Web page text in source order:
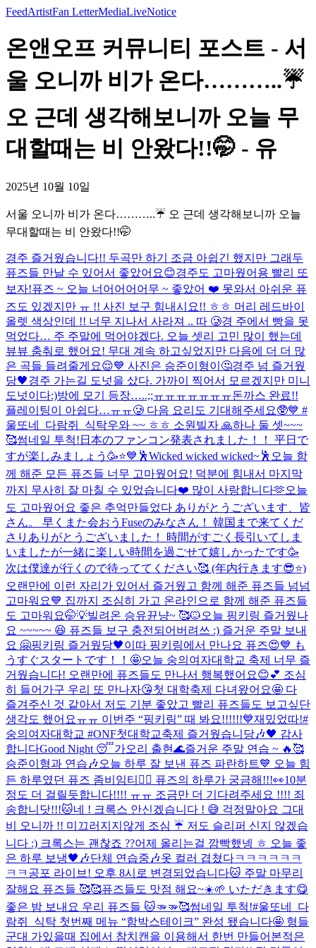
FeedArtistFan LetterMediaLiveNotice
온앤오프 커뮤니티 포스트 - 서
울 오니까 비가 온다………..☔️
오 근데 생각해보니까 오늘 무
대할때는 비 안왔다!!🤭 - 유
2025년 10월 10일
서울 오니까 비가 온다………..☔️ 오 근데 생각해보니까 오늘
무대할때는 비 안왔다!!🤭
경주 즐거웠습니다!! 두곡만 하기 조금 아쉽긴 했지만 그래두
퓨즈들 만날 수 있어서 좋았어요😊경주도 고마웠어용 빨리 또
보자!퓨즈 ~ 오늘 너어어어어무 ~ 좋았어 ❤️ 못와서 아쉬운 퓨
즈도 있겠지만 ㅠ !! 사진 보구 힘내시요!! ㅎㅎ 머리 레드바이
올렛 색상인데 !! 너무 지나서 사라져 .. 따 🥲경 주에서 빵을 못
먹었다… 주 주말에 먹어야겠다. 오늘 셋리 고민 많이 했는데
뷰뷰 춤춰로 했어요! 무대 계속 하고싶었지만 다음에 더 더 많
은 곡들 들려줄게요😌💙 사진은 승준이형이🤔경주 넘 즐거웠
당🖤경주 가는길 도넛을 샀다. 가까이 찍어서 모르겠지만 미니
도넛이다:)방에 모기 등장…..;;ㅠㅠㅠㅠㅠㅠㅠ돈까스 완료!!
플레이팅이 아쉽다…ㅠㅠ🥲 다음 요리도 기대해주세요🥸💙 #
울또네_다람쥐_식탁우와 ~~ ㅎㅎ 소원빌자 🙏하나 둘 셋~~~
🥰썸네일 투척! 日本のファンコン発表されました！！ 平日で
すが楽しみましょう🥳⭐️💙 🕺Wicked wicked wicked~🕺 오늘 함
께 해준 모든 퓨즈들 너무 고마웠어요! 덕분에 힘내서 마지막
까지 무사히 잘 마칠 수 있었습니다❤️ 많이 사랑합니다🫶오늘
도 고마웠어요 좋은 추억만들었다 ありがとうございます、皆
さん。 早くまた会おう Fuseのみなさん！ 韓国まで来てくだ
さりありがとうございました！ 時間がすごく長引いてしま
いましたが一緒に楽しい時間を過ごせて嬉しかったです🥳
次は僕達が行くので待っててください🥰 (年内行きます😎⭐️)
오랜만에 이런 자리가 있어서 즐거웠고 함께 해준 퓨즈들 넘넘
고마워요💙 집까지 조심히 가고 온라인으로 함께 해준 퓨즈들
도 고마워요🤭💡빌려온 승유뀬냥~ 🥰🐱오늘 핑키링 즐거웠나
요 ~~~~~ 😆 퓨즈들 보구 충전되어버려쓰 :) 즐거운 주말 보내
요 🤗핑키링 즐거웠당🖤이따 핑키링에서 만나요 퓨즈😍💙 も
うすぐスタートです！！🤩오늘 숭의여자대학교 축제 너무 즐
거웠습니다! 오랜만에 퓨즈들도 만나서 행복했어요😊💕 조심
히 들어가구 우리 또 만나자😘첫 대학축제 다녀왔어요🤩 다
즐겨주신 것 같아서 저도 기분 좋았고 빨리 퓨즈들도 보고싶단
생각도 했어요ㅠㅠ 이번주 “핑키링” 때 봐요!!!!!!💙재밌었따!#
숭의여자대학교 #ONF첫대학교축제 즐거웠습니당🎶🖤 감사
합니다Good Night 😴가오리 출현🌊즐거운 주말 연습 ~ 🔥🥰
승준이형과 연습🎶오늘 하루 잘 보낸 퓨즈 파란하트💙 오늘 힘
든 하루였던 퓨즈 좀비임티🧟‍♂️ 퓨즈의 하루가 궁금해!!!👀10분
정도 더 걸릴듯합니다!!!! ㅠㅠ 조금만 더 기다려주세요 !!!! 죄
송합니닷!!!🐱네 ! 크록스 안신겠습니다 ! 😅 걱정말아요 그대
비 오니까 !! 미끄러지지않게 조심 ☔️ 저도 슬리퍼 신지 않겠습
니다 :) 크록스는 괜찮죠 ??어제 올리는걸 깜빡했넹 ㅎ 오늘 좋
은 하루 보냉🖤🎶단체 연습중🎶옷 컬러 겹쳤다ㅋㅋㅋㅋㅋㅋ
ㅋㅋ 공포 라이브! 오후 8시로 변경되었습니다🐱 주말 마무리
잘해요 퓨즈들 🥰🥰퓨즈들도 맛점 해요~☀️🌱 いただきます😋
좋은 밤 보내요 우리 퓨즈들 🐱🫳🫳🥰썸네일 투척!#울또네_다
람쥐_식탁 첫번째 메뉴 “함박스테이크” 완성 됐습니다🤩 형들
군대 가있을때 집에서 참치캔을 이용해서 한번 만들어본적은